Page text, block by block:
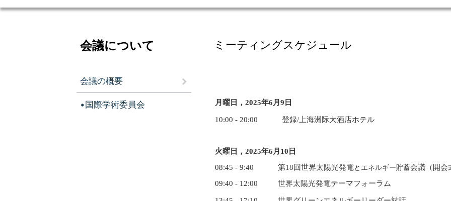
会議について
会議の概要
•国際学術委員会
ミーティングスケジュール
月曜日， 2025年6月9日
10:00 - 20:00 登録/上海洲际大酒店ホテル
火曜日， 2025年6月10日
08:45 - 9:40 第18回世界太陽光発電とエネルギー貯蓄会議（開会
09:40 - 12:00 世界太陽光発電テーマフォーラム